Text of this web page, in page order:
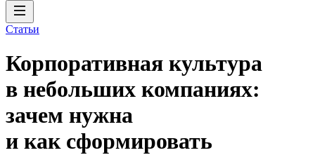
Статьи
Корпоративная культура
в небольших компаниях:
зачем нужна
и как сформировать